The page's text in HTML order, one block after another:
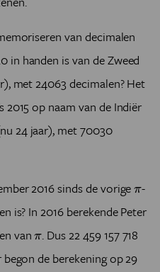
van decimalen
in handen is van de Zweed
met 24063 decimalen? Het
op naam van de Indiër
24 jaar), met 70030
2016 sinds de vorigeπ
π-
is? In 2016 berekende Peter
vanπ
π. Dus 22 459 157 718
de berekening op 29